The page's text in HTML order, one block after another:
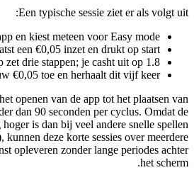
Een typische sessie ziet er als volgt uit:
en kiest meteen voor Easy mode.
een €0,05 inzet en drukt op start.
zet drie stappen; je casht uit op 1.8×.
€0,05 toe en herhaalt dit vijf keer.
openen van de app tot het plaatsen van
dan 90 seconden per cyclus. Omdat de
is dan bij veel andere snelle spellen
deze korte sessies over meerdere
opleveren zonder lange periodes achter
het scherm.